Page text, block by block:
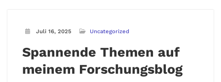
Juli 16, 2025 Uncategorized
Spannende Themen auf
meinem Forschungsblog